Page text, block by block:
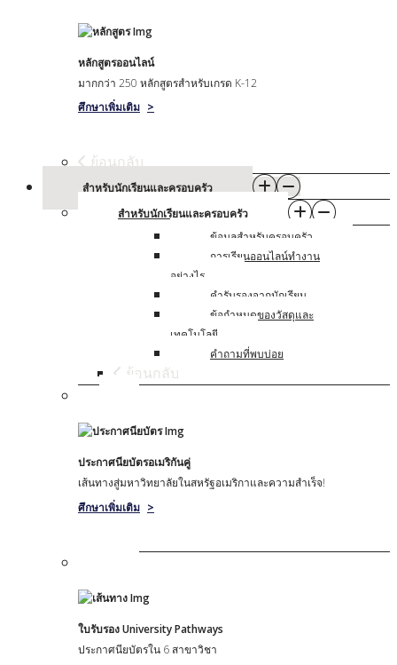
หลักสูตรออนไลน์
มากกว่า 250 หลักสูตรสําหรับเกรด K-12
ศึกษาเพิ่มเติม >
ย้อนกลับ
สําหรับนักเรียนและครอบครัว
สําหรับนักเรียนและครอบครัว
ข้อมูลสําหรับครอบครัว
การเรียนออนไลน์ทํางาน
อย่างไร
คํารับรองจากนักเรียน
ข้อกําหนดของวัสดุและ
เทคโนโลยี
คําถามที่พบบ่อย
ย้อนกลับ
ประกาศนียบัตรอเมริกันคู่
เส้นทางสู่มหาวิทยาลัยในสหรัฐอเมริกาและความสําเร็จ!
ศึกษาเพิ่มเติม >
ใบรับรอง University Pathways
ประกาศนียบัตรใน 6 สาขาวิชา